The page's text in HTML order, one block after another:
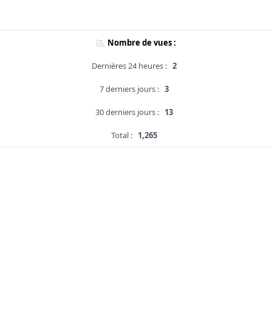
Nombre de vues :
Dernières 24 heures : 2
7 derniers jours : 3
30 derniers jours : 13
Total : 1,265